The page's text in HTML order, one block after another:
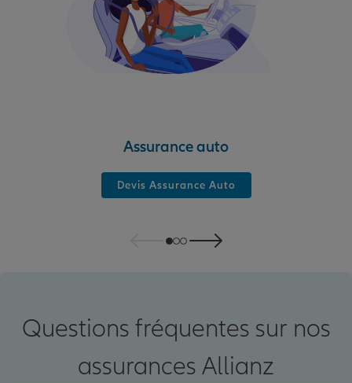
Assurance auto
Devis Assurance Auto
Questions fréquentes sur nos
assurances Allianz